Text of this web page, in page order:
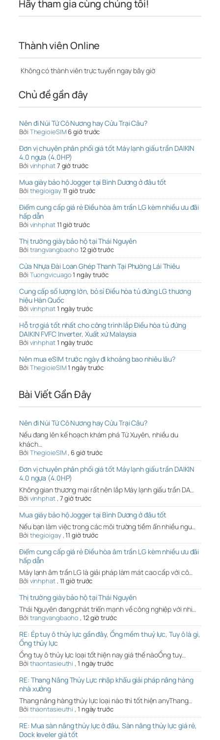
Hãy tham gia cùng chúng tôi!
Thành viên Online
Không có thành viên trực tuyến ngay bây giờ
Chủ đề gần đây
Nên đi Núi Tứ Cô Nương hay Cửu Trại Câu?
Bởi ThegioieSIM 6 giờ trước
Đơn vị chuyên phân phối giá tốt Máy lạnh giấu trần DAIKIN
4.0 ngựa (4.0HP)
Bởi vinhphat7 giờ trước
Mua giày bảo hộ Jogger tại Bình Dương ở đâu tốt
Bởi thegioigay11 giờ trước
Điểm cung cấp giá rẻ Điều hòa âm trần LG kèm nhiều ưu đãi
hấp dẫn
Bởi vinhphat11 giờ trước
Thị trường giày bảo hộ tại Thái Nguyên
Bởi trangvangbaoho 12 giờ trước
Cửa Nhựa Đài Loan Ghép Thanh Tại Phường Lái Thiêu
Bởi Tuongvicuago1 ngày trước
Cung cấp số lượng lớn, bỏ sỉ Điều hòa tủ đứng LG thương
hiệu Hàn Quốc
Bởi vinhphat1 ngày trước
Hỗ trợ giá tốt nhất cho công trình lắp Điều hòa tủ đứng
DAIKIN FVFC Inverter, Xuất xứ Malaysia
Bởi vinhphat1 ngày trước
Nên mua eSIM trước ngày đi khoảng bao nhiêu lâu?
Bởi ThegioieSIM1 ngày trước
Bài Viết Gần Đây
Nên đi Núi Tứ Cô Nương hay Cửu Trại Câu?
Nếu đang lên kế hoạch khám phá Tứ Xuyên, nhiều du
khách…
Bởi ThegioieSIM, 6 giờ trước
Đơn vị chuyên phân phối giá tốt Máy lạnh giấu trần DAIKIN
4.0 ngựa (4.0HP)
Không gian thương mại rất nên lắp Máy lạnh giấu trần DA…
Bởi vinhphat, 7 giờ trước
Mua giày bảo hộ Jogger tại Bình Dương ở đâu tốt
Nếu bạn làm việc trong các môi trường tiềm ẩn nhiều ngu…
Bởi thegioigay,11 giờ trước
Điểm cung cấp giá rẻ Điều hòa âm trần LG kèm nhiều ưu đãi
hấp dẫn
Máy lạnh âm trần LG là giải pháp làm mát cao cấp với cô…
Bởi vinhphat, 11 giờ trước
Thị trường giày bảo hộ tại Thái Nguyên
Thái Nguyên đang phát triển mạnh về công nghiệp với nhi…
Bởi trangvangbaoho , 12 giờ trước
RE: Ép tuy ô thủy lực gần đây, Ống mềm thuỷ lực, Tuy ô là gì,
Ống thủy lực
Ống tuy ô thủy lực loại tốt hiện nay giá thế nàoỐng tuy…
Bởi thaontasieuthi , 1 ngày trước
RE: Thang Nâng Thủy Lực nhập khẩu giải pháp nâng hàng
nhà xưởng
Thang nâng hàng thủy lực loại nào thì tốt hiện anyThang…
Bởi thaontasieuthi , 1 ngày trước
RE: Mua sàn nâng thủy lực ở đâu, Sàn nâng thủy lực giá rẻ,
Dock leveler giá tốt